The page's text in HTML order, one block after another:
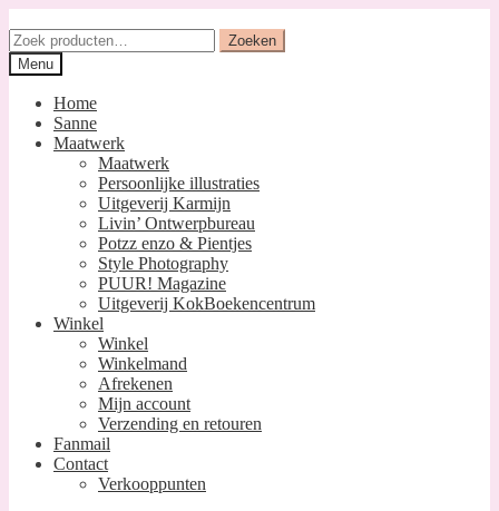
door
naar
navigatie
naar
de
inhoud
Zoeken
naar:
Zoeken
Menu
Home
Sanne
Maatwerk
Maatwerk
Persoonlijke illustraties
Uitgeverij Karmijn
Livin’ Ontwerpbureau
Potzz enzo & Pientjes
Style Photography
PUUR! Magazine
Uitgeverij KokBoekencentrum
Winkel
Winkel
Winkelmand
Afrekenen
Mijn account
Verzending en retouren
Fanmail
Contact
Verkooppunten